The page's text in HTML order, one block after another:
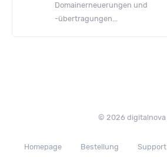
Domainerneuerungen und
-übertragungen...
© 2026 digitalnova
Homepage Bestellung Support